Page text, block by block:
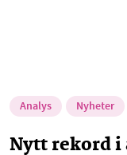
Analys Nyheter
Nytt rekord